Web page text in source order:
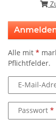
Alle mit *
Pflichtfelder.
E-Mail-
Passwort